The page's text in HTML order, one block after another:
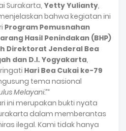
Surakarta, Yetty Yulianty,
bahwa kegiatan ini
Program Pemusnahan
Hasil Penindakan (BHP)
Direktorat Jenderal Bea
dan D.I. Yogyakarta,
Hari Bea Cukai ke-79
tema nasional
Melayani.”“
ini merupakan bukti nyata
dalam memberantas
ilegal. Kami tidak hanya